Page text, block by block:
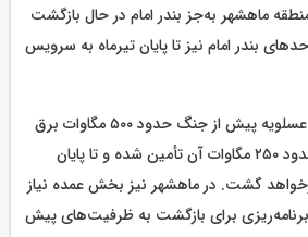
ماهشهر به‌جز بندر امام در حال بازگشت
بندر امام نیز تا پایان تیرماه به سرویس
وی همچنین اعلام کرد در عسلویه پیش از جنگ حدود ۵۰۰ مگاوات برق
مصرف می‌شد که اکنون حدود ۲۵۰ مگاوات آن تأمین شده و تا پایان
گشت. در ماهشهر نیز بخش عمده نیاز
برای بازگشت به ظرفیت‌های پیش